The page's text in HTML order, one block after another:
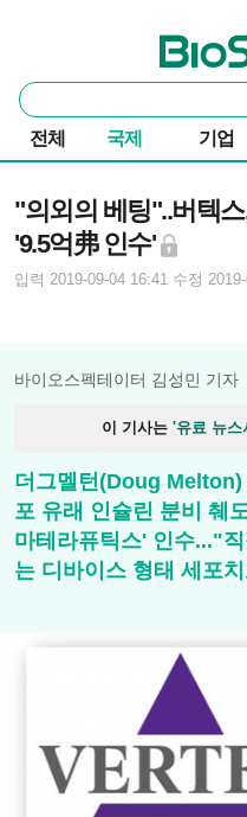
바이오스
통
합
검
색
전체 국제 기업
"의외의 베팅"..버텍
'9.5억弗 인수'
입력 2019-09-04 16:41 수정
바이오스펙테이터 김성민 기자
이 기사는 '유료 뉴
더그멜턴(Doug Melton)
포 유래 인슐린 분비 췌
마테라퓨틱스' 인수..."
는 디바이스 형태 세포